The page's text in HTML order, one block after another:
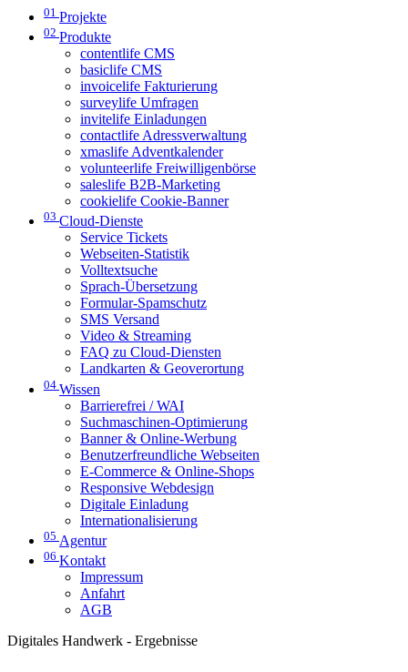
01 Projekte
02 Produkte
contentlife CMS
basiclife CMS
invoicelife Fakturierung
surveylife Umfragen
invitelife Einladungen
contactlife Adressverwaltung
xmaslife Adventkalender
volunteerlife Freiwilligenbörse
saleslife B2B-Marketing
cookielife Cookie-Banner
03 Cloud-Dienste
Service Tickets
Webseiten-Statistik
Volltextsuche
Sprach-Übersetzung
Formular-Spamschutz
SMS Versand
Video & Streaming
FAQ zu Cloud-Diensten
Landkarten & Geoverortung
04 Wissen
Barrierefrei / WAI
Suchmaschinen-Optimierung
Banner & Online-Werbung
Benutzerfreundliche Webseiten
E-Commerce & Online-Shops
Responsive Webdesign
Digitale Einladung
Internationalisierung
05 Agentur
06 Kontakt
Impressum
Anfahrt
AGB
Digitales Handwerk - Ergebnisse